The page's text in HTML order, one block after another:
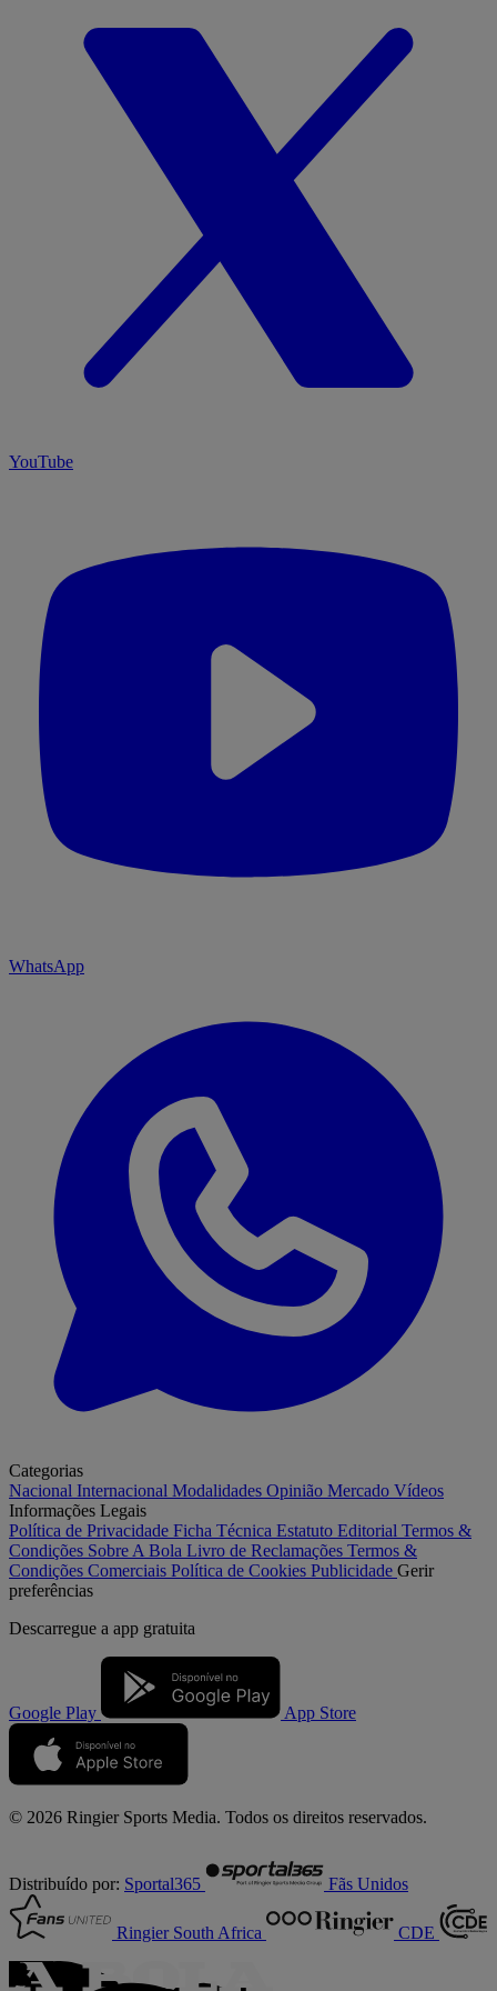
YouTube
WhatsApp
Categorias
Nacional Internacional Modalidades Opinião Mercado Vídeos
Informações Legais
Política de Privacidade Ficha Técnica Estatuto Editorial Termos &
Condições Sobre A Bola Livro de Reclamações Termos &
Condições Comerciais Política de Cookies Publicidade Gerir
preferências
Descarregue a app gratuita
Google Play App Store
© 2026 Ringier Sports Media. Todos os direitos reservados.
Distribuído por: Sportal365 Fãs Unidos
Ringier South Africa CDE